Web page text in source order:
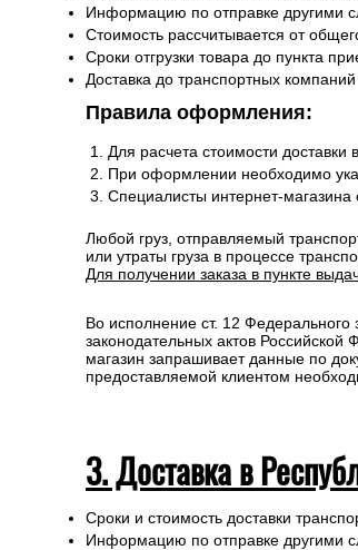
Информацию по отправке другими
Стоимость рассчитывается от
Сроки отгрузки товара до пункта
Доставка до транспортных
Правила оформления:
Для расчета стоимости
При оформлении необходимо
Специалисты интернет-магазина
Любой груз, отправляемый
или утраты груза в процессе
Для получении заказа в пункте
Во исполнение ст. 12
законодательных актов
магазин запрашивает данные по
предоставляемой клиентом
3. Доставка в
Сроки и стоимость доставки
Информацию по отправке другими